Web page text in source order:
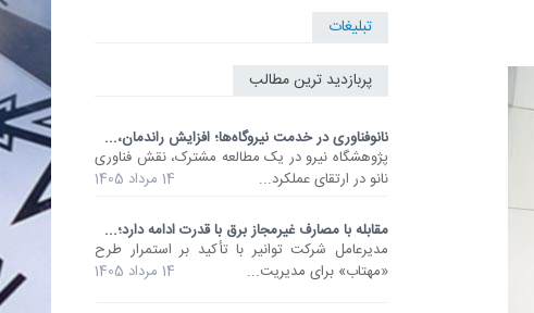
تبلیغات
پربازدید ترین مطالب
نانوفناوری در خدمت نیروگاه‌ها؛ افزایش راندمان،...
پژوهشگاه نیرو در یک مطالعه مشترک، نقش فناوری
نانو در ارتقای عملکرد...
14 مرداد 1405
مقابله با مصارف غیرمجاز برق با قدرت ادامه دارد؛...
مدیرعامل شرکت توانیر با تأکید بر استمرار طرح
«مهتاب» برای مدیریت...
14 مرداد 1405